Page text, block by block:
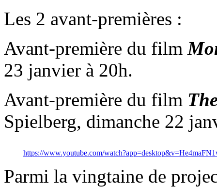
Les 2 avant-premières :
Avant-première du film
23 janvier à 20h.
Avant-première du film
Spielberg, dimanche 22
https://www.youtube.com/
Parmi la vingtaine de